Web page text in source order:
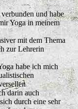
und habe
Yoga in meinem
mit dem Thema
zur Lehrerin
habe ich mich
darin auch
durch eine sehr